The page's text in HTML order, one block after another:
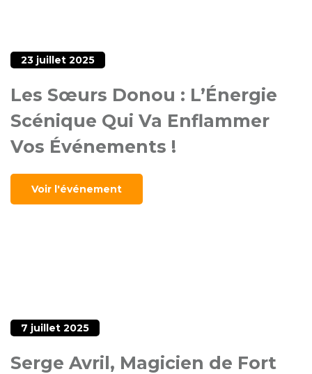
23 juillet 2025
Les Sœurs Donou : L’Énergie
Scénique Qui Va Enflammer
Vos Événements !
Voir l'événement
7 juillet 2025
Serge Avril, Magicien de Fort